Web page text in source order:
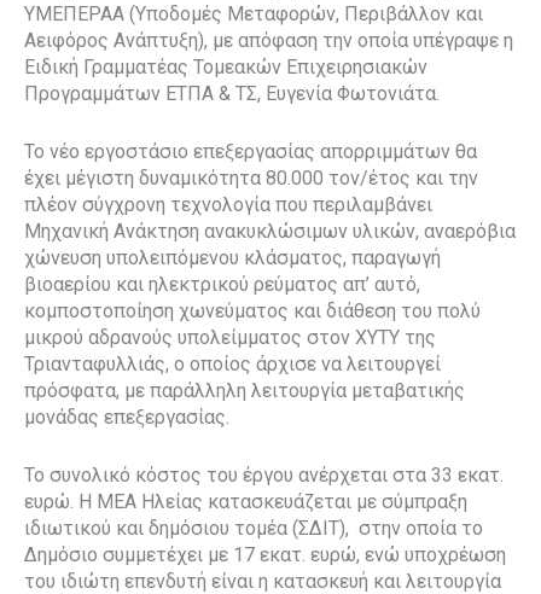
ΥΜΕΠΕΡΑΑ (Υποδομές Μεταφορών, Περιβάλλον και
Αειφόρος Ανάπτυξη), με απόφαση την οποία υπέγραψε η
Ειδική Γραμματέας Τομεακών Επιχειρησιακών
Προγραμμάτων ΕΤΠΑ & ΤΣ, Ευγενία Φωτονιάτα.
Το νέο εργοστάσιο επεξεργασίας απορριμμάτων θα
έχει μέγιστη δυναμικότητα 80.000 τον/έτος και την
πλέον σύγχρονη τεχνολογία που περιλαμβάνει
Μηχανική Ανάκτηση ανακυκλώσιμων υλικών, αναερόβια
χώνευση υπολειπόμενου κλάσματος, παραγωγή
βιοαερίου και ηλεκτρικού ρεύματος απ’ αυτό,
κομποστοποίηση χωνεύματος και διάθεση του πολύ
μικρού αδρανούς υπολείμματος στον ΧΥΤΥ της
Τριανταφυλλιάς, ο οποίος άρχισε να λειτουργεί
πρόσφατα, με παράλληλη λειτουργία μεταβατικής
μονάδας επεξεργασίας.
Το συνολικό κόστος του έργου ανέρχεται στα 33 εκατ.
ευρώ. Η ΜΕΑ Ηλείας κατασκευάζεται με σύμπραξη
ιδιωτικού και δημόσιου τομέα (ΣΔΙΤ), στην οποία το
Δημόσιο συμμετέχει με 17 εκατ. ευρώ, ενώ υποχρέωση
του ιδιώτη επενδυτή είναι η κατασκευή και λειτουργία